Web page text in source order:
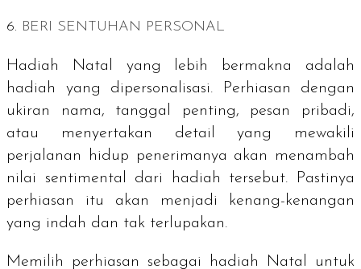
6. BERI SENTUHAN PERSONAL
Hadiah Natal yang lebih bermakna adalah
hadiah yang dipersonalisasi. Perhiasan dengan
ukiran nama, tanggal penting, pesan pribadi,
atau menyertakan detail yang mewakili
perjalanan hidup penerimanya akan menambah
nilai sentimental dari hadiah tersebut. Pastinya
perhiasan itu akan menjadi kenang-kenangan
yang indah dan tak terlupakan.
Memilih perhiasan sebagai hadiah Natal untuk